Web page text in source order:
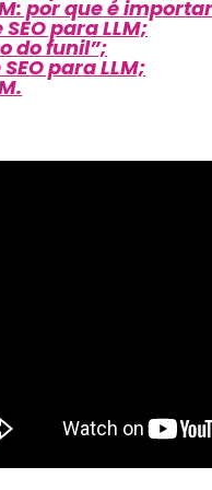
por que é
para LLM;
do funil”;
para LLM;